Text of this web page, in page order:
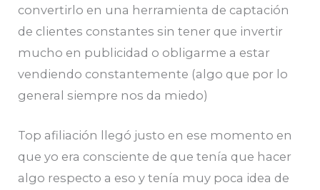
convertirlo en una herramienta de captación
de clientes constantes sin tener que invertir
mucho en publicidad o obligarme a estar
vendiendo constantemente (algo que por lo
general siempre nos da miedo)
Top afiliación llegó justo en ese momento en
que yo era consciente de que tenía que hacer
algo respecto a eso y tenía muy poca idea de